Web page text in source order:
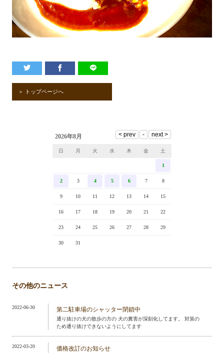
＞ トップページへ
2026年8月
日 月 火 水 木 金 土
1
2 3 4 5 6 7 8
9 10 11 12 13 14 15
16 17 18 19 20 21 22
23 24 25 26 27 28 29
30 31
その他のニュース
2022-06-30 第二駐車場のシャッター閉鎖中
通り抜けの犬の散歩の方の 犬の糞害が深刻化してます。 対策の
ため通り抜けできないようにしてます
2022-03-20 価格改訂のお知らせ